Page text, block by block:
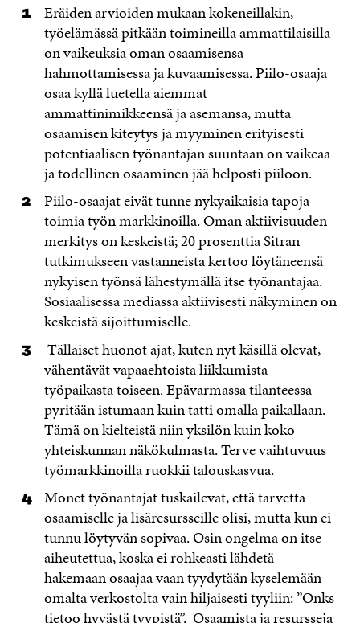
Eräiden arvioiden mukaan kokeneillakin,
työelämässä pitkään toimineilla ammattilaisilla
on vaikeuksia oman osaamisensa
hahmottamisessa ja kuvaamisessa. Piilo-osaaja
osaa kyllä luetella aiemmat
ammattinimikkeensä ja asemansa, mutta
osaamisen kiteytys ja myyminen erityisesti
potentiaalisen työnantajan suuntaan on vaikeaa
ja todellinen osaaminen jää helposti piiloon.
Piilo-osaajat eivät tunne nykyaikaisia tapoja
toimia työn markkinoilla. Oman aktiivisuuden
merkitys on keskeistä; 20 prosenttia Sitran
tutkimukseen vastanneista kertoo löytäneensä
nykyisen työnsä lähestymällä itse työnantajaa.
Sosiaalisessa mediassa aktiivisesti näkyminen on
keskeistä sijoittumiselle.
Tällaiset huonot ajat, kuten nyt käsillä olevat,
vähentävät vapaaehtoista liikkumista
työpaikasta toiseen. Epävarmassa tilanteessa
pyritään istumaan kuin tatti omalla paikallaan.
Tämä on kielteistä niin yksilön kuin koko
yhteiskunnan näkökulmasta. Terve vaihtuvuus
työmarkkinoilla ruokkii talouskasvua.
Monet työnantajat tuskailevat, että tarvetta
osaamiselle ja lisäresursseille olisi, mutta kun ei
tunnu löytyvän sopivaa. Osin ongelma on itse
aiheutettua, koska ei rohkeasti lähdetä
hakemaan osaajaa vaan tyydytään kyselemään
omalta verkostolta vain hiljaisesti tyyliin: ”Onks
tietoo hyvästä tyypistä”. Osaamista ja resursseja